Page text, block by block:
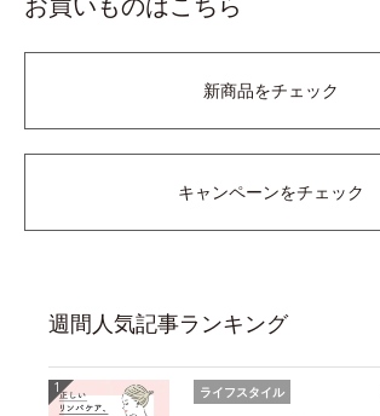
新商品をチェック
キャンペーンをチェック
週間人気記事ランキング
ライフスタイル